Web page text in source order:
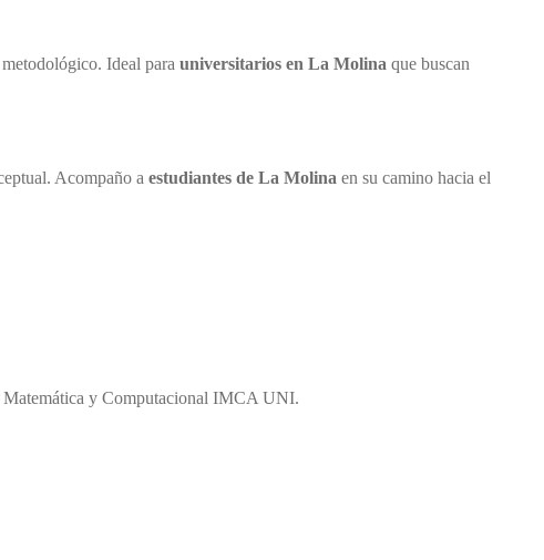
Ideal para universitarios en La Molina que buscan
Acompaño a estudiantes de La Molina en su camino hacia el
Matemática y Computacional IMCA UNI.